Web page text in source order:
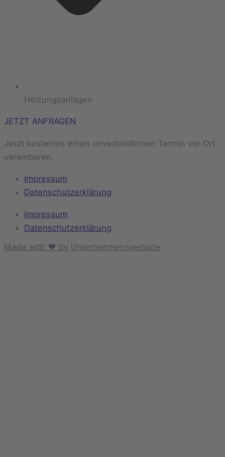
Heizungsanlagen
JETZT ANFRAGEN
Jetzt kostenlos einen unverbindlichen Termin vor Ort
vereinbaren.
Impressum
Datenschutzerklärung
Impressum
Datenschutzerklärung
Made with ❤ by Unternehmenswebsite